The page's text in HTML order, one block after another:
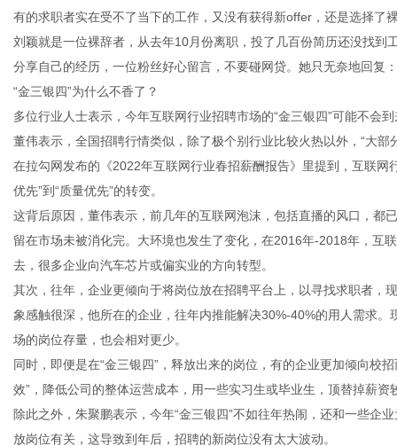
有的求职者实在受不了当下的工作，又没有获得新offer，还是选择了
刘颖就是一位裸辞者，从去年10月份离职，投了几百份简历还没找
分享自己的经历，一位粉丝好心留言，不要碰网贷。她只无奈地回复
“金三银四”为什么不香了？
多位行业人士表示，今年互联网行业招聘市场的“金三银四”可能不会
董伟表示，全国招聘行情类似，除了极个别行业比较火热以外，“大
在拉勾网发布的《2022年互联网行业春招薪酬报告》里提到，互联
优先”到“质量优先”的转变。
这背后原因，董伟表示，前几年的互联网泡沫，包括直播的风口，都
留在市场未被消化完。大环境也发生了变化，在2016年-2018年，互
去，很多企业向汽车芯片或偏实业的方向转型。
其次，往年，企业更倾向于将岗位放在招聘平台上，以寻找求职者，
象感触很深，他所在的企业，往年内推能解决30%-40%的用人需求
场的岗位存量，也会相对更少。
同时，即便是在“金三银四”，释放出来的岗位，有的企业更加倾向校
效”，降低公司的整体运营成本，用一些实习生或毕业生，顶替掉薪资
除此之外，朱聚鹏表示，今年“金三银四”不如往年热闹，还和一些企
放岗位有关，这导致到年后，招聘的新岗位没有太大波动。